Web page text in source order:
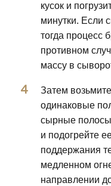
кусок и
минутки. Если
тогда процесс
противном
массу в
Затем
одинаковые
сырные полосы
и подогрейте
поддержания
медленном
направлении